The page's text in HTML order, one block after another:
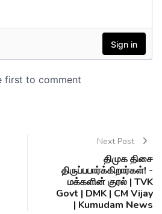
Next Post
திமுக திசை
திருப்பபார்க்கிறார்கள்! -
மக்களின் குரல் | TVK
Govt | DMK | CM Vijay
| Kumudam News